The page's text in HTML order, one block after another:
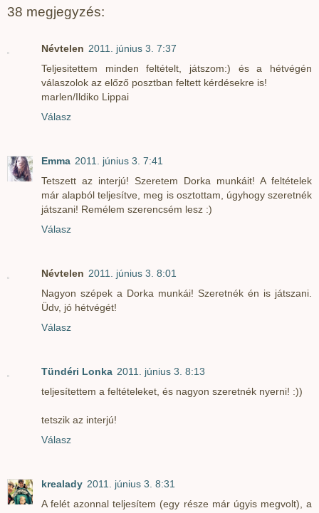
38 megjegyzés:
Névtelen 2011. június 3. 7:37
Teljesitettem minden feltételt, játszom:) és a hétvégén
válaszolok az előző posztban feltett kérdésekre is!
marlen/Ildiko Lippai
Válasz
Emma 2011. június 3. 7:41
Tetszett az interjú! Szeretem Dorka munkáit! A feltételek
már alapból teljesítve, meg is osztottam, úgyhogy szeretnék
játszani! Remélem szerencsém lesz :)
Válasz
Névtelen 2011. június 3. 8:01
Nagyon szépek a Dorka munkái! Szeretnék én is játszani.
Üdv, jó hétvégét!
Válasz
Tündéri Lonka 2011. június 3. 8:13
teljesítettem a feltételeket, és nagyon szeretnék nyerni! :))
tetszik az interjú!
Válasz
krealady 2011. június 3. 8:31
A felét azonnal teljesítem (egy része már úgyis megvolt), a